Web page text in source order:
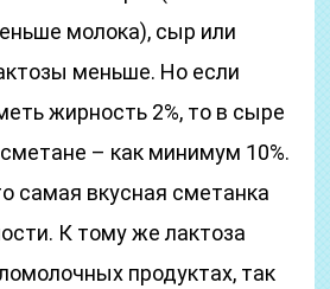
молока), сыр или
меньше. Но если
жирность 2%, то в сыре
– как минимум 10%.
самая вкусная сметанка
К тому же лактоза
продуктах, так